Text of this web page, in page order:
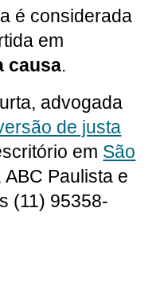
é considerada
em
causa.
advogada
de justa
em São
ABC Paulista e
(11) 95358-